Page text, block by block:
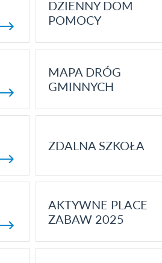
DZIENNY DOM
POMOCY
MAPA DRÓG
GMINNYCH
ZDALNA SZKOŁA
AKTYWNE PLACE
ZABAW 2025